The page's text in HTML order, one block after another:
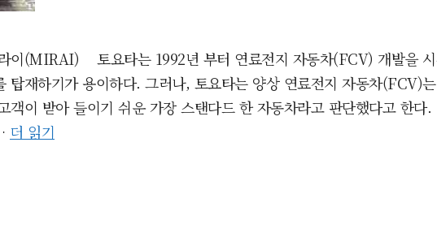
이(MIRAI) 토요타는 1992년 부터 연료전지 자동차(FCV) 개발을
탑재하기가 용이하다. 그러나, 토요타는 양상 연료전지 자동차(FCV)
객이 받아 들이기 쉬운 가장 스탠다드 한 자동차라고 판단했다고 한
더 읽기